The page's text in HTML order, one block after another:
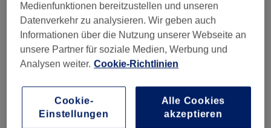
Naturnagelverstärkung inkl. Maniküre
1 Std.
Schnellansicht Saloninfos
Mittwoch
10:00–20:00
Donnerstag
10:00–20:00
Medienfunktionen bereitzustellen und unseren
Datenverkehr zu analysieren. Wir geben auch
Informationen über die Nutzung unserer Webseite an
unsere Partner für soziale Medien, Werbung und
Analysen weiter. Cookie-Richtlinien
Cookie-
Einstellungen
Alle Cookies
akzeptieren